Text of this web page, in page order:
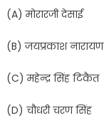
(A)मोरारजीदेसाई
(B)जयप्रकाशनारायण
(C)महेन्द्रसिंह टिकैत
(D) चौधरीचरणसिंह